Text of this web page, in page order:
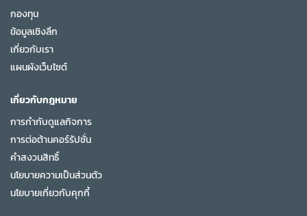
กองทุน
ข้อมูลเชิงลึก
เกี่ยวกับเรา
แผนผังเว็บไซต์
เกี่ยวกับกฎหมาย
การกำกับดูแลกิจการ
การต่อต้านคอร์รัปชั่น
คำสงวนสิทธิ์
นโยบายความเป็นส่วนตัว
นโยบายเกี่ยวกับคุกกี้